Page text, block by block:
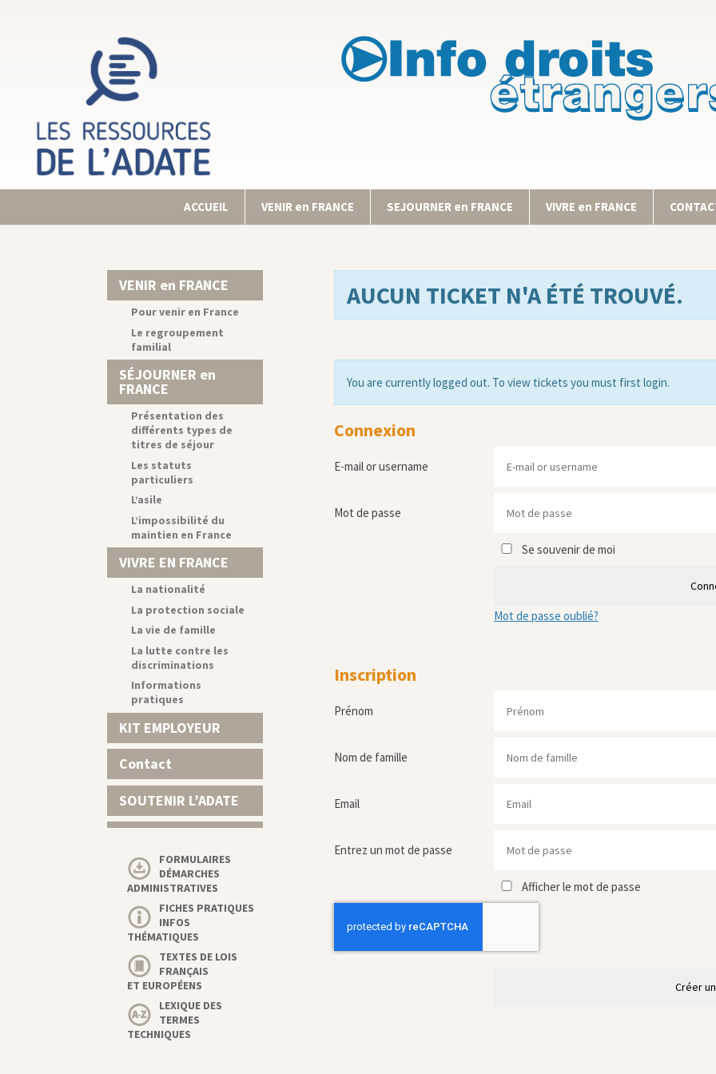
ACCUEIL VENIR en FRANCE SEJOURNER en FRANCE VIVRE en FRANCE
AUCUN TICKET N'A ÉTÉ TROUVÉ.
You are currently logged out. To view tickets you must first login.
Connexion
E-mail or username
Mot de passe
Se souvenir de moi
Mot de passe oublié?
Inscription
Prénom
Nom de famille
Email
Entrez un mot de passe
Afficher le mot de passe
Créer
VENIR en FRANCE
Pour venir en France
Le regroupement
familial
SÉJOURNER en
FRANCE
Présentation des
différents types de
titres de séjour
Les statuts
particuliers
L’asile
L’impossibilité du
maintien en France
VIVRE EN FRANCE
La nationalité
La protection sociale
La vie de famille
La lutte contre les
discriminations
Informations
pratiques
KIT EMPLOYEUR
Contact
SOUTENIR L’ADATE
FORMULAIRES
DÉMARCHES
ADMINISTRATIVES
FICHES PRATIQUES
INFOS
THÉMATIQUES
TEXTES DE LOIS
FRANÇAIS
ET EUROPÉENS
LEXIQUE DES
TERMES
TECHNIQUES